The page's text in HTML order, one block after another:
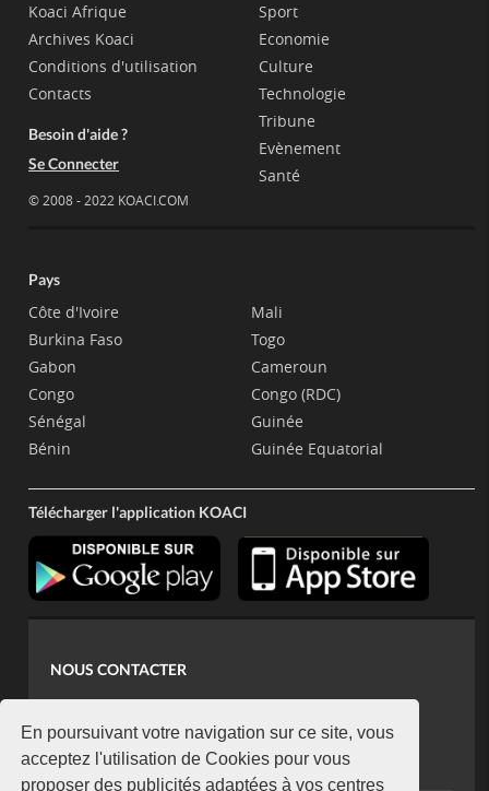
En poursuivant votre navigation sur ce site, vous
acceptez l'utilisation de Cookies pour vous
proposer des publicités adaptées à vos centres
Koaci Afrique
Archives Koaci
Conditions d'utilisation
Contacts
Besoin d'aide ?
Se Connecter
© 2008 - 2022 KOACI.COM
Sport
Economie
Culture
Technologie
Tribune
Evènement
Santé
Pays
Côte d'Ivoire
Burkina Faso
Gabon
Congo
Sénégal
Bénin
Mali
Togo
Cameroun
Congo (RDC)
Guinée
Guinée Equatorial
Télécharger l'application KOACI
NOUS CONTACTER
koaci@yahoo.fr
+225 07 08 85 52 93